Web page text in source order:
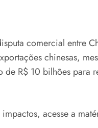
comercial entre
chinesas,
R$ 10 bilhões
acesse a